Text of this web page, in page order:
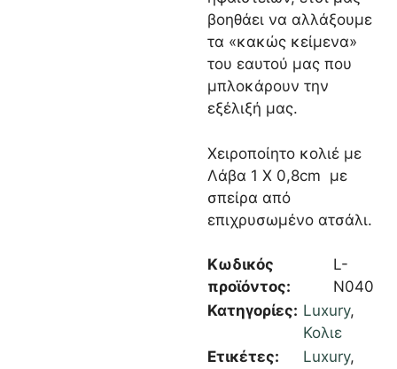
βοηθάει να αλλάξουμε
τα «κακώς κείμενα»
του εαυτού μας που
μπλοκάρουν την
εξέλιξή μας.
Χειροποίητο κολιέ με
Λάβα 1 Χ 0,8cm με
σπείρα από
επιχρυσωμένο ατσάλι.
Κωδικός
προϊόντος:
L-
N040
Κατηγορίες: Luxury,
Κολιε
Ετικέτες:
Luxury,